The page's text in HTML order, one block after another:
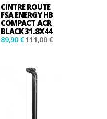
CINTRE ROUTE
FSA ENERGY HB
COMPACT ACR
BLACK 31.8X44
89,90 €111,00 €